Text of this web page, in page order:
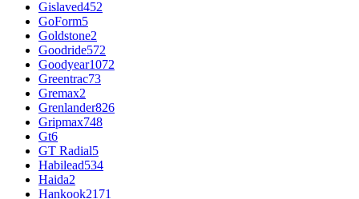
Gislaved452
GoForm5
Goldstone2
Goodride572
Goodyear1072
Greentrac73
Gremax2
Grenlander826
Gripmax748
Gt6
GT Radial5
Habilead534
Haida2
Hankook2171